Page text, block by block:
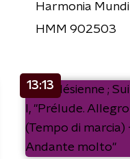
Harmonia Mundi
HMM 902503
13:13